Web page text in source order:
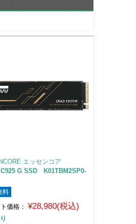
エッセンコア
G SSD K01TBM2SP0-
料
価格： ¥28,980(税込)